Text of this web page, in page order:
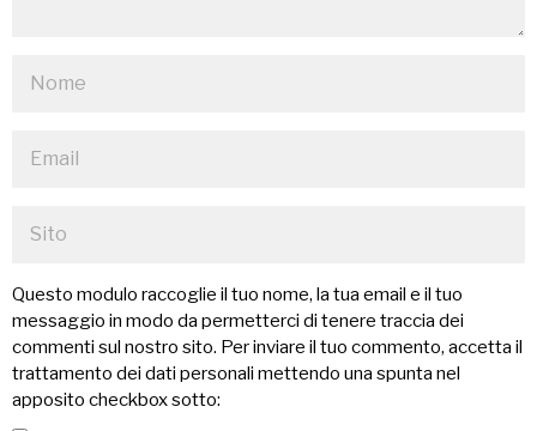
Questo modulo raccoglie il tuo nome, la tua email e il tuo
messaggio in modo da permetterci di tenere traccia dei
commenti sul nostro sito. Per inviare il tuo commento, accetta il
trattamento dei dati personali mettendo una spunta nel
apposito checkbox sotto: